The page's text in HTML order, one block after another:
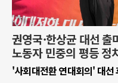
권영국·한상균 대선
노동자 민중의 평등 정
'사회대전환 연대회의' 대선